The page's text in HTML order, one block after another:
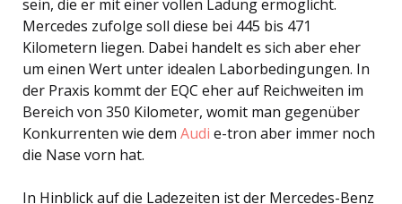
sein, die er mit einer vollen Ladung ermöglicht.
Mercedes zufolge soll diese bei 445 bis 471
Kilometern liegen. Dabei handelt es sich aber eher
um einen Wert unter idealen Laborbedingungen. In
der Praxis kommt der EQC eher auf Reichweiten im
Bereich von 350 Kilometer, womit man gegenüber
Konkurrenten wie dem Audi e-tron aber immer noch
die Nase vorn hat.
In Hinblick auf die Ladezeiten ist der Mercedes-Benz